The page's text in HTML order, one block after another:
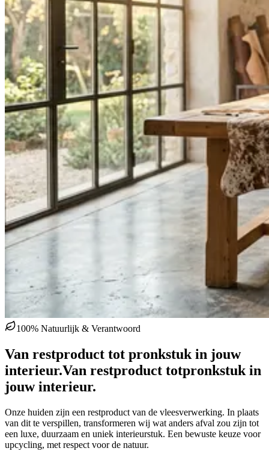
100% Natuurlijk & Verantwoord
Van restproduct tot pronkstuk in jouw
interieur.Van restproduct totpronkstuk in
jouw interieur.
Onze huiden zijn een restproduct van de vleesverwerking. In plaats
van dit te verspillen, transformeren wij wat anders afval zou zijn tot
een luxe, duurzaam en uniek interieurstuk. Een bewuste keuze voor
upcycling, met respect voor de natuur.